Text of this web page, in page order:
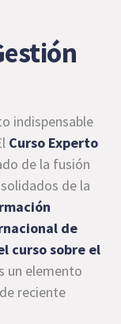
indispensable
Curso Experto
de la fusión
de la
de
curso sobre el
un elemento
reciente